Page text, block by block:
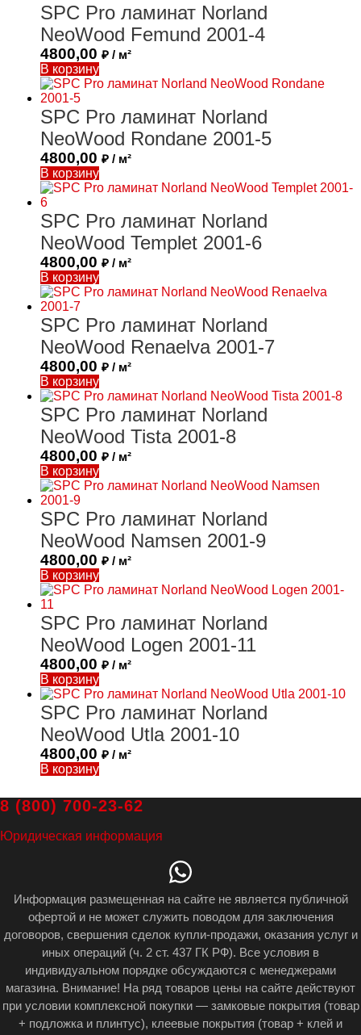
SPC Pro ламинат Norland
NeoWood Femund 2001-4
4800,00 ₽ / м²
В корзину
SPC Pro ламинат Norland
NeoWood Rondane 2001-5
4800,00 ₽ / м²
В корзину
SPC Pro ламинат Norland
NeoWood Templet 2001-6
4800,00 ₽ / м²
В корзину
SPC Pro ламинат Norland
NeoWood Renaelva 2001-7
4800,00 ₽ / м²
В корзину
SPC Pro ламинат Norland
NeoWood Tista 2001-8
4800,00 ₽ / м²
В корзину
SPC Pro ламинат Norland
NeoWood Namsen 2001-9
4800,00 ₽ / м²
В корзину
SPC Pro ламинат Norland
NeoWood Logen 2001-11
4800,00 ₽ / м²
В корзину
SPC Pro ламинат Norland
NeoWood Utla 2001-10
4800,00 ₽ / м²
В корзину
8 (800) 700-23-62
Юридическая информация
Информация размещенная на сайте не является публичной
офертой и не может служить поводом для заключения
договоров, свершения сделок купли-продажи, оказания услуг и
иных операций (ч. 2 ст. 437 ГК РФ). Все условия в
индивидуальном порядке обсуждаются с менеджерами
магазина. Внимание! На ряд товаров цены на сайте действуют
при условии комплексной покупки — замковые покрытия (товар
+ подложка и плинтус), клеевые покрытия (товар + клей и